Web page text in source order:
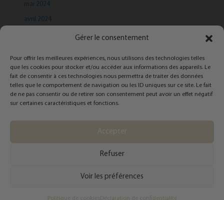
Gérer le consentement
Pour offrir les meilleures expériences, nous utilisons des technologies telles
que les cookies pour stocker et/ou accéder aux informations des appareils. Le
fait de consentir à ces technologies nous permettra de traiter des données
telles que le comportement de navigation ou les ID uniques sur ce site. Le fait
de ne pas consentir ou de retirer son consentement peut avoir un effet négatif
sur certaines caractéristiques et fonctions.
Accepter
Refuser
Voir les préférences
Politique de cookiesDéclaration de confidentialité
mai 2024
avril 2024
Categories
WordPress Astra